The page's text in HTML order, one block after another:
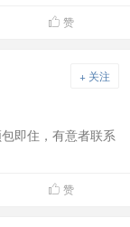
 赞
+ 关注
即住，有意者联系
 赞